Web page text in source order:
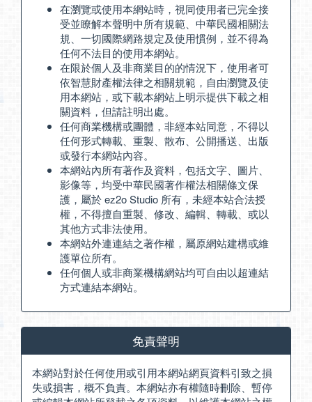
在瀏覽或使用本網站時，視同使用者已完全接
受並瞭解本聲明中所有規範、中華民國相關法
規、一切國際網路規定及使用慣例，並不得為
任何不法目的使用本網站。
在限於個人及非商業目的的情況下，使用者可
依智慧財產權法律之相關規範，自由瀏覽及使
用本網站，或下載本網站上明示提供下載之相
關資料，但請註明出處。
任何商業機構或團體，非經本站同意，不得以
任何形式轉載、重製、散布、公開播送、出版
或發行本網站內容。
本網站內所有著作及資料，包括文字、圖片、
影像等，均受中華民國著作權法相關條文保
護，屬於 ez2o Studio 所有，未經本站合法授
權，不得擅自重製、修改、編輯、轉載、或以
其他方式非法使用。
本網站外連連結之著作權，屬原網站建構或維
護單位所有。
任何個人或非商業機構網站均可自由以超連結
方式連結本網站。
免責聲明
本網站對於任何使用或引用本網站網頁資料引致之損
失或損害，概不負責。本網站亦有權隨時刪除、暫停